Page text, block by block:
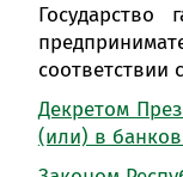
соответствии
Декретом
(или) в